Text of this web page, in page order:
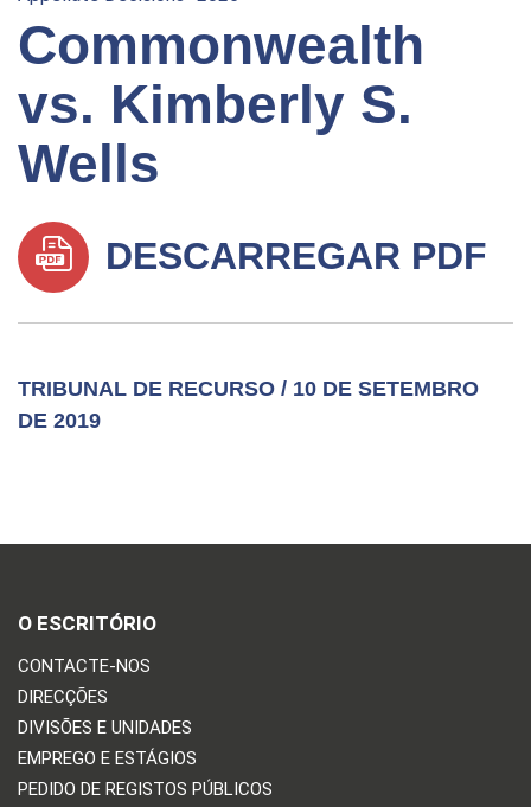
Commonwealth
vs. Kimberly S.
Wells
DESCARREGAR PDF
TRIBUNAL DE RECURSO / 10 DE SETEMBRO
DE 2019
O ESCRITÓRIO
CONTACTE-NOS
DIRECÇÕES
DIVISÕES E UNIDADES
EMPREGO E ESTÁGIOS
PEDIDO DE REGISTOS PÚBLICOS